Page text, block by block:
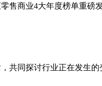
商业4大年度榜单重磅
同探讨行业正在发生的